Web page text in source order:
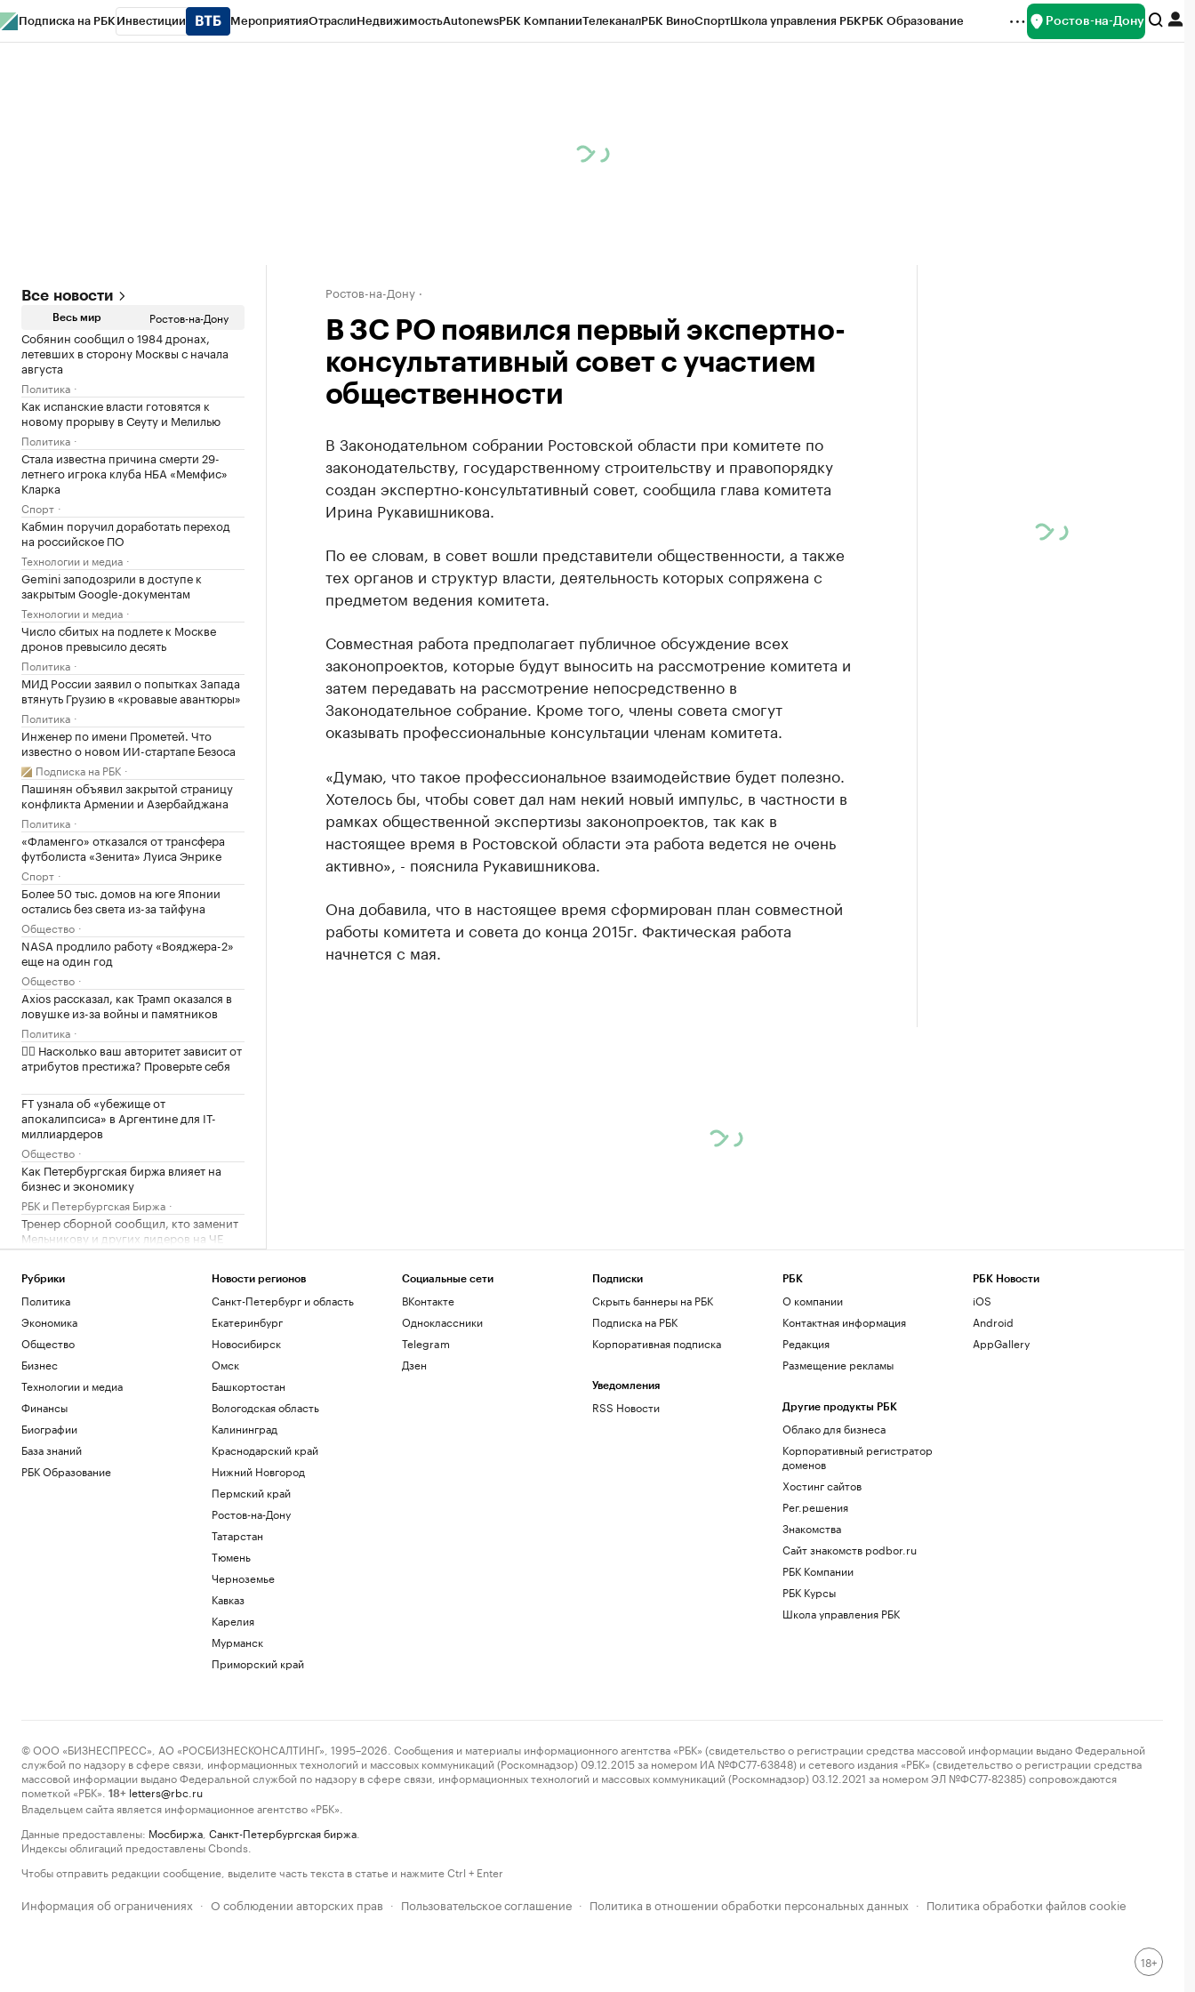
Подписка на РБК Инвестиции МероприятияОтраслиНедвижимостьAutonewsРБК КомпанииТелеканалРБК ВиноСпортШкола управления РБКРБК Образование Ростов-на-Дону
Все новости
Весь мир Ростов-на-Дону
Собянин сообщил о 1984 дронах,
летевших в сторону Москвы с начала
августа
Политика
Как испанские власти готовятся к
новому прорыву в Сеуту и Мелилью
Политика
Стала известна причина смерти 29-
летнего игрока клуба НБА «Мемфис»
Кларка
Спорт
Кабмин поручил доработать переход
на российское ПО
Технологии и медиа
Gemini заподозрили в доступе к
закрытым Google-документам
Технологии и медиа
Число сбитых на подлете к Москве
дронов превысило десять
Политика
МИД России заявил о попытках Запада
втянуть Грузию в «кровавые авантюры»
Политика
Инженер по имени Прометей. Что
известно о новом ИИ-стартапе Безоса
Подписка на РБК
Пашинян объявил закрытой страницу
конфликта Армении и Азербайджана
Политика
«Фламенго» отказался от трансфера
футболиста «Зенита» Луиса Энрике
Спорт
Более 50 тыс. домов на юге Японии
остались без света из-за тайфуна
Общество
NASA продлило работу «Вояджера-2»
еще на один год
Общество
Axios рассказал, как Трамп оказался в
ловушке из-за войны и памятников
Политика
✍🏻 Насколько ваш авторитет зависит от
атрибутов престижа? Проверьте себя
FT узнала об «убежище от
апокалипсиса» в Аргентине для IT-
миллиардеров
Общество
Как Петербургская биржа влияет на
бизнес и экономику
РБК и Петербургская Биржа
Тренер сборной сообщил, кто заменит
Мельникову и других лидеров на ЧЕ
✍🏻 Сколько вам стоит привычка искать
идеальное решение? Проверьте себя
Из крайности в крайности: как ведут
себя конфликтные личности
Подписка на РБК
Мозги для робота. Как создание
физического ИИ стало трендом для
стартапов
Подписка на РБК
Ростов-на-Дону
В ЗС РО появился первый экспертно-
консультативный совет с участием
общественности
В Законодательном собрании Ростовской области при комитете по
законодательству, государственному строительству и правопорядку
создан экспертно-консультативный совет, сообщила глава комитета
Ирина Рукавишникова.
По ее словам, в совет вошли представители общественности, а также
тех органов и структур власти, деятельность которых сопряжена с
предметом ведения комитета.
Совместная работа предполагает публичное обсуждение всех
законопроектов, которые будут выносить на рассмотрение комитета и
затем передавать на рассмотрение непосредственно в
Законодательное собрание. Кроме того, члены совета смогут
оказывать профессиональные консультации членам комитета.
«Думаю, что такое профессиональное взаимодействие будет полезно.
Хотелось бы, чтобы совет дал нам некий новый импульс, в частности в
рамках общественной экспертизы законопроектов, так как в
настоящее время в Ростовской области эта работа ведется не очень
активно», - пояснила Рукавишникова.
Она добавила, что в настоящее время сформирован план совместной
работы комитета и совета до конца 2015г. Фактическая работа
начнется с мая.
Рубрики
Политика
Экономика
Общество
Бизнес
Технологии и медиа
Финансы
Биографии
База знаний
РБК Образование
Новости регионов
Санкт-Петербург и область
Екатеринбург
Новосибирск
Омск
Башкортостан
Вологодская область
Калининград
Краснодарский край
Нижний Новгород
Пермский край
Ростов-на-Дону
Татарстан
Тюмень
Черноземье
Кавказ
Карелия
Мурманск
Приморский край
Социальные сети
ВКонтакте
Одноклассники
Telegram
Дзен
Подписки
Скрыть баннеры на РБК
Подписка на РБК
Корпоративная подписка
Уведомления
RSS Новости
РБК
О компании
Контактная информация
Редакция
Размещение рекламы
Другие продукты РБК
Облако для бизнеса
Корпоративный регистратор
доменов
Хостинг сайтов
Рег.решения
Знакомства
Сайт знакомств podbor.ru
РБК Компании
РБК Курсы
Школа управления РБК
РБК Новости
iOS
Android
AppGallery
© ООО «БИЗНЕСПРЕСС», АО «РОСБИЗНЕСКОНСАЛТИНГ», 1995–2026. Сообщения и материалы информационного агентства «РБК» (свидетельство о регистрации средства массовой информации выдано Федеральной
службой по надзору в сфере связи, информационных технологий и массовых коммуникаций (Роскомнадзор) 09.12.2015 за номером ИА №ФС77-63848) и сетевого издания «РБК» (свидетельство о регистрации средства
массовой информации выдано Федеральной службой по надзору в сфере связи, информационных технологий и массовых коммуникаций (Роскомнадзор) 03.12.2021 за номером ЭЛ №ФС77-82385) сопровождаются
пометкой «РБК».
18+ letters@rbc.ru
Владельцем сайта является информационное агентство «РБК».
Данные предоставлены: Мосбиржа Санкт-Петербургская биржа
Индексы облигаций предоставлены Cbonds.
Чтобы отправить редакции сообщение, выделите часть текста в статье и нажмите Ctrl + Enter
Информация об ограничениях · О соблюдении авторских прав · Пользовательское соглашение · Политика в отношении обработки персональных данных · Политика обработки файлов cookie
18+